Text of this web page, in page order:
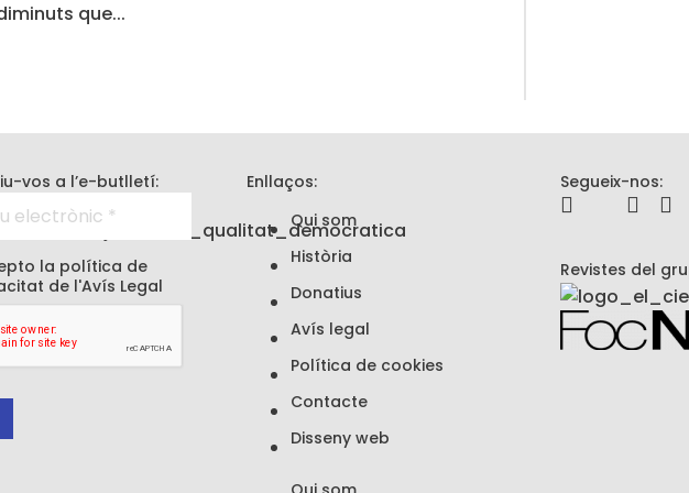
que
vos a l’e-butlletí:
la política de
de l'Avís Legal
Enllaços:
Qui som
Història
Donatius
Avís legal
Política de cookies
Contacte
Disseny web
Segueix-nos:
Revistes del